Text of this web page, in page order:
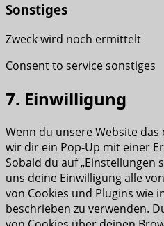
Sonstiges
Zweck wird noch ermittelt
Consent to service sonstiges
7. Einwilligung
Wenn du unsere Website das
wir dir ein Pop-Up mit einer
Sobald du auf „Einstellungen
uns deine Einwilligung alle
von Cookies und Plugins wie
beschrieben zu verwenden.